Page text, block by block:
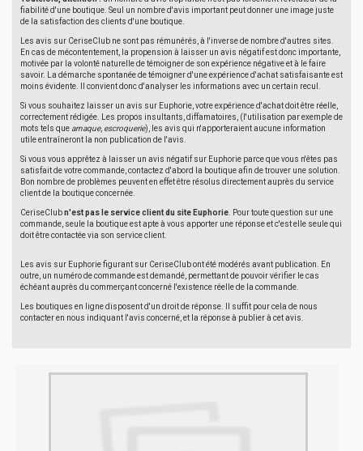
fiabilité d'une boutique. Seul un nombre d'avis important peut donner une image juste
de la satisfaction des clients d'une boutique.
Les avis sur CeriseClub ne sont pas rémunérés, à l'inverse de nombre d'autres sites.
En cas de mécontentement, la propension à laisser un avis négatif est donc importante,
motivée par la volonté naturelle de témoigner de son expérience négative et à le faire
savoir. La démarche spontanée de témoigner d'une expérience d'achat satisfaisante est
moins évidente. Il convient donc d'analyser les informations avec un certain recul.
Si vous souhaitez laisser un avis sur Euphorie, votre expérience d'achat doit être réelle,
correctement rédigée. Les propos insultants, diffamatoires, (l'utilisation par exemple de
mots tels que arnaque, escroquerie), les avis qui n'apporteraient aucune information
utile entraîneront la non publication de l'avis.
Si vous vous apprêtez à laisser un avis négatif sur Euphorie parce que vous n'êtes pas
satisfait de votre commande, contactez d'abord la boutique afin de trouver une solution.
Bon nombre de problèmes peuvent en effet être résolus directement auprès du service
client de la boutique concernée.
CeriseClubn'est pas le service client du site Euphorie . Pour toute question sur une
commande, seule la boutique est apte à vous apporter une réponse et c'est elle seule qui
doit être contactée via son service client.
Les avis sur Euphorie figurant sur CeriseClub ont été modérés avant publication. En
outre, un numéro de commande est demandé, permettant de pouvoir vérifier le cas
échéant auprès du commerçant concerné l'existence réelle de la commande.
Les boutiques en ligne disposent d'un droit de réponse. Il suffit pour cela de nous
contacter en nous indiquant l'avis concerné, et la réponse à publier à cet avis.